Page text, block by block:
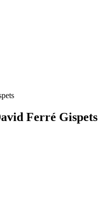
Ferré Gispets